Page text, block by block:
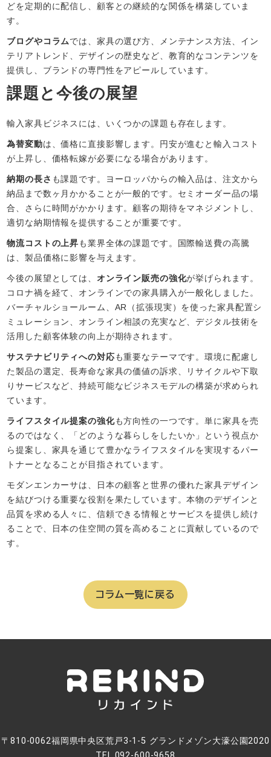
どを定期的に配信し、顧客との継続的な関係を構築していま
す。
ブログやコラムでは、家具の選び方、メンテナンス方法、イン
テリアトレンド、デザインの歴史など、教育的なコンテンツを
提供し、ブランドの専門性をアピールしています。
課題と今後の展望
輸入家具ビジネスには、いくつかの課題も存在します。
為替変動は、価格に直接影響します。円安が進むと輸入コスト
が上昇し、価格転嫁が必要になる場合があります。
納期の長さ も課題です。ヨーロッパからの輸入品は、注文から
納品まで数ヶ月かかることが一般的です。セミオーダー品の場
合、さらに時間がかかります。顧客の期待をマネジメントし、
適切な納期情報を提供することが重要です。
物流コストの上昇も業界全体の課題です。国際輸送費の高騰
は、製品価格に影響を与えます。
今後の展望としては、 オンライン販売の強化が挙げられます。
コロナ禍を経て、オンラインでの家具購入が一般化しました。
バーチャルショールーム、AR（拡張現実）を使った家具配置シ
ミュレーション、オンライン相談の充実など、デジタル技術を
活用した顧客体験の向上が期待されます。
サステナビリティへの対応も重要なテーマです。環境に配慮し
た製品の選定、長寿命な家具の価値の訴求、リサイクルや下取
りサービスなど、持続可能なビジネスモデルの構築が求められ
ています。
ライフスタイル提案の強化も方向性の一つです。単に家具を売
るのではなく、「どのような暮らしをしたいか」という視点か
ら提案し、家具を通じて豊かなライフスタイルを実現するパー
トナーとなることが目指されています。
モダンエンカーサは、日本の顧客と世界の優れた家具デザイン
を結びつける重要な役割を果たしています。本物のデザインと
品質を求める人々に、信頼できる情報とサービスを提供し続け
ることで、日本の住空間の質を高めることに貢献しているので
す。
コラム一覧に戻る
〒810-0062福岡県中央区荒戸3-1-5 グランドメゾン大濠公園2020